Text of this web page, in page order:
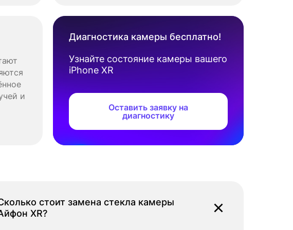
и
Диагностика камеры бесплатно!
Узнайте состояние камеры вашего
iPhone XR
Оставить заявку на
диагностику
стоит замена стекла камеры
XR?